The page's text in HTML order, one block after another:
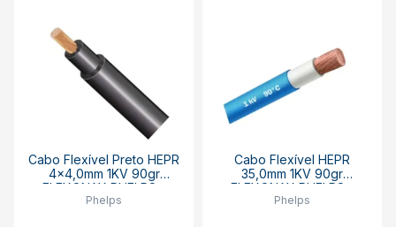
Cabo Flexível Preto HEPR
4x4,0mm 1KV 90gr
FLEXONAX PHELPS -
VENDIDO POR METRO
Phelps
Cabo Flexível HEPR
35,0mm 1KV 90gr
FLEXONAX PHELPS -
VENDIDO POR METRO
Phelps